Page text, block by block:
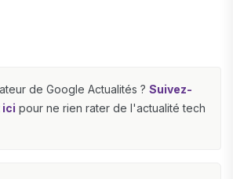
de Google Actualités ? Suivez-
ici pour ne rien rater de l'actualité tech